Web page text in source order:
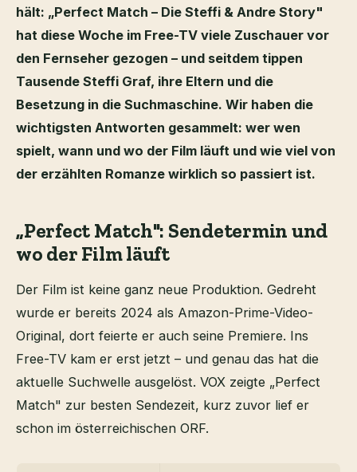
hält: „Perfect Match – Die Steffi & Andre Story"
hat diese Woche im Free-TV viele Zuschauer vor
den Fernseher gezogen – und seitdem tippen
Tausende Steffi Graf, ihre Eltern und die
Besetzung in die Suchmaschine. Wir haben die
wichtigsten Antworten gesammelt: wer wen
spielt, wann und wo der Film läuft und wie viel von
der erzählten Romanze wirklich so passiert ist.
„Perfect Match": Sendetermin und
wo der Film läuft
Der Film ist keine ganz neue Produktion. Gedreht
wurde er bereits 2024 als Amazon-Prime-Video-
Original, dort feierte er auch seine Premiere. Ins
Free-TV kam er erst jetzt – und genau das hat die
aktuelle Suchwelle ausgelöst. VOX zeigte „Perfect
Match" zur besten Sendezeit, kurz zuvor lief er
schon im österreichischen ORF.